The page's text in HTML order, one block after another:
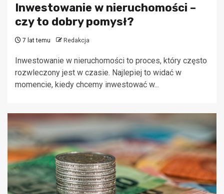
Inwestowanie w nieruchomości –
czy to dobry pomysł?
7 lat temu Redakcja
Inwestowanie w nieruchomości to proces, który często
rozwleczony jest w czasie. Najlepiej to widać w
momencie, kiedy chcemy inwestować w...